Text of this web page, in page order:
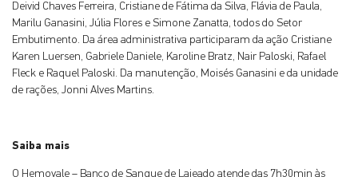
Deivid Chaves Ferreira, Cristiane de Fátima da Silva, Flávia de Paula,
Marilu Ganasini, Júlia Flores e Simone Zanatta, todos do Setor
Embutimento. Da área administrativa participaram da ação Cristiane
Karen Luersen, Gabriele Daniele, Karoline Bratz, Nair Paloski, Rafael
Fleck e Raquel Paloski. Da manutenção, Moisés Ganasini e da unidade
de rações, Jonni Alves Martins.
Saiba mais
O Hemovale – Banco de Sangue de Lajeado atende das 7h30min às